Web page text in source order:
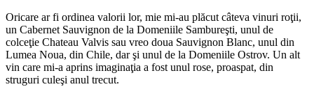
Oricare ar fi ordinea valorii lor, mie mi-au plăcut câteva vinuri roţii,
un Cabernet Sauvignon de la Domeniile Sambureşti, unul de
colceţie Chateau Valvis sau vreo doua Sauvignon Blanc, unul din
Lumea Noua, din Chile, dar şi unul de la Domeniile Ostrov. Un alt
vin care mi-a aprins imaginaţia a fost unul rose, proaspat, din
struguri culeşi anul trecut.